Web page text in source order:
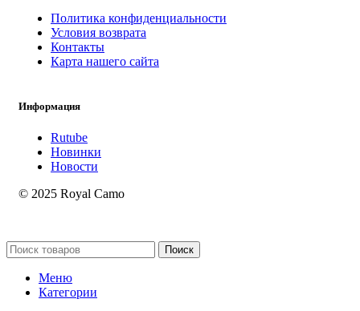
Политика конфиденциальности
Условия возврата
Контакты
Карта нашего сайта
Информация
Rutube
Новинки
Новости
© 2025 Royal Camo
Поиск
Меню
Категории